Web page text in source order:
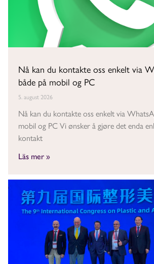
Nå kan du kontakte oss enkelt via
både på mobil og PC
5. august 2026
Nå kan du kontakte oss enkelt via
mobil og PC Vi ønsker å gjøre det enda
kontakt
Läs mer »